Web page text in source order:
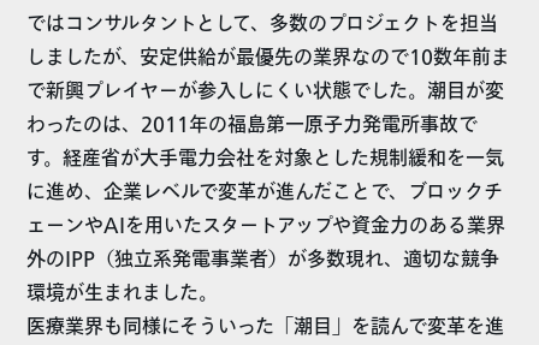
ではコンサルタントとして、多数のプロジェクトを担当
しましたが、安定供給が最優先の業界なので10数年前ま
で新興プレイヤーが参入しにくい状態でした。潮目が変
わったのは、2011年の福島第一原子力発電所事故で
す。経産省が大手電力会社を対象とした規制緩和を一気
に進め、企業レベルで変革が進んだことで、ブロックチ
ェーンやAIを用いたスタートアップや資金力のある業界
外のIPP（独立系発電事業者）が多数現れ、適切な競争
環境が生まれました。
医療業界も同様にそういった「潮目」を読んで変革を進